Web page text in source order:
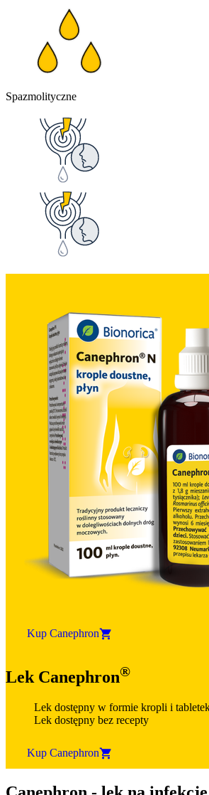
Spazmolityczne
Kup Canephron
Lek Canephron®
Lek dostępny w formie kropli i
Lek dostępny bez recepty
Kup Canephron